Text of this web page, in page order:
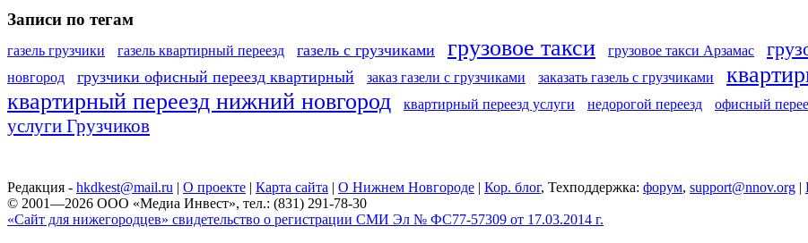
Записи по тегам
газель грузчики газель квартирный переезд газель с грузчиками грузовое такси грузовое такси Арзамас
новгород
грузчики офисный переезд квартирный заказ газели с грузчиками заказать газель с грузчиками
квартирный переезд нижний новгород квартирный переезд услуги недорогой переезд офисный
услуги Грузчиков
Редакция - hkdkest@mail.ru | О проекте | Карта сайта | О Нижнем Новгороде | Кор. блог, Техподдержка: форум, support@nnov.org |
© 2001—2026 ООО «Медиа Инвест», тел.: (831) 291-78-30
«Сайт для нижегородцев» свидетельство о регистрации СМИ Эл № ФС77-57309 от 17.03.2014 г.